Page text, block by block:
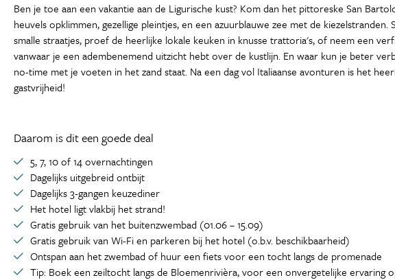
Ben je toe aan een vakantie aan de Ligurische kust? Kom dan het pittoreske San
heuvels opklimmen, gezellige pleintjes, en een azuurblauwe zee met de
smalle straatjes, proef de heerlijke lokale keuken in knusse trattoria's, of neem een
vanwaar je een adembenemend uitzicht hebt over de kustlijn. En waar kun je beter
no-time met je voeten in het zand staat. Na een dag vol Italiaanse avonturen is het
gastvrijheid!
Daarom is dit een goede deal
5, 7, 10 of 14 overnachtingen
Dagelijks uitgebreid ontbijt
Dagelijks 3-gangen keuzediner
Het hotel ligt vlakbij het strand!
Gratis gebruik van het buitenzwembad (01.06 – 15.09)
Gratis gebruik van Wi-Fi en parkeren bij het hotel (o.b.v. beschikbaarheid)
Ontspan aan het zwembad of huur een fiets voor een tocht langs de promenade
Tip: Boek een zeiltocht langs de Bloemenrivièra, voor een onvergetelijke ervaring